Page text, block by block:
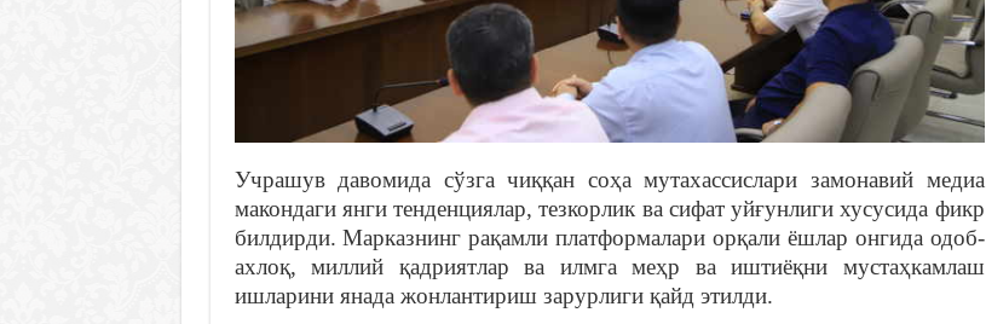
Учрашув давомида сўзга чиққан соҳа мутахассислари замонавий медиа
макондаги янги тенденциялар, тезкорлик ва сифат уйғунлиги хусусида фикр
билдирди. Марказнинг рақамли платформалари орқали ёшлар онгида одоб-
ахлоқ, миллий қадриятлар ва илмга меҳр ва иштиёқни мустаҳкамлаш
ишларини янада жонлантириш зарурлиги қайд этилди.